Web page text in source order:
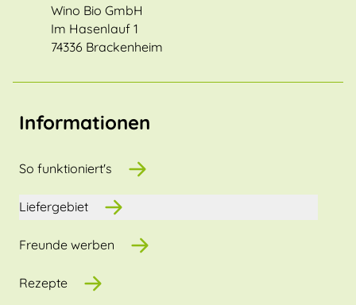
Wino Bio GmbH
Im Hasenlauf 1
74336 Brackenheim
Informationen
So funktioniert's
Liefergebiet
Freunde werben
Rezepte